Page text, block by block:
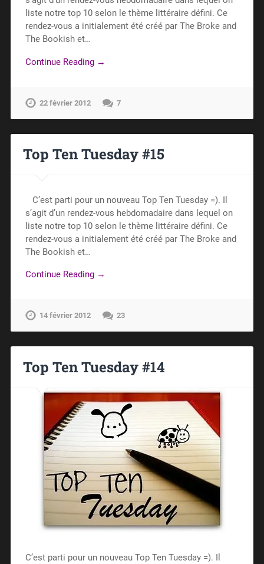
liste notre top 10 selon le thème littéraire défini. Ce
rendez-vous a initialement été créé par The Broke and
The Bookish et…
Continue Reading →
22 février 2012 7
Top Ten Tuesday #15
C’est parti pour un nouveau Top Ten Tuesday =). Il
s’agit d’un rendez-vous hebdomadaire dans lequel on
liste notre top 10 selon le thème littéraire défini. Ce
rendez-vous a initialement été créé par The Broke and
The Bookish et…
Continue Reading →
14 février 2012 23
Top Ten Tuesday #14
C’est parti pour un nouveau Top Ten Tuesday =). Il